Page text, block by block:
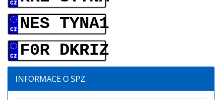
NES TYNA1
F0R DKRIZ
INFORMACE O SPZ